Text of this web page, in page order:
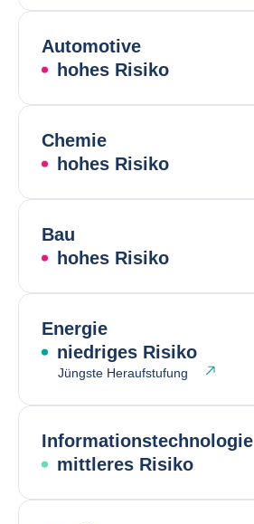
Automotive
hohes Risiko
Chemie
hohes Risiko
Bau
hohes Risiko
Energie
niedriges Risiko
Jüngste Heraufstufung
Informationstechnologie
mittleres Risiko